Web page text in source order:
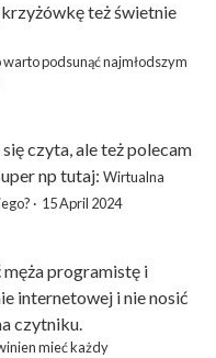
krzyżówkęteż świetnie
podsunąć najmłodszym
czyta, ale też polecam
np tutaj: Wirtualna
· 15 April 2024
męża programistę i
internetowej i nie nosić
czytniku.
mieć każdy